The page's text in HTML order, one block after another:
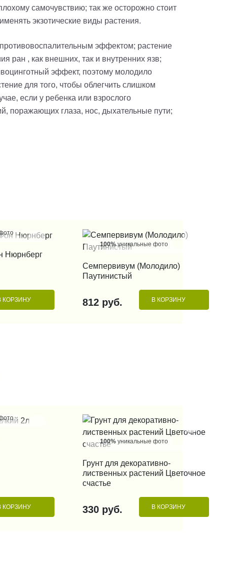
самочувствию; так же осторожно стоит
экзотические виды растения.
эффектом; растение
ран , как внешних, так и внутренних язв;
эффект, поэтому молодило
для того, чтобы облегчить слишком
если у ребенка или взрослого
поражающих глаза, нос, дыхательные пути;
Нюрнберг
КОРЗИНУ
100%уникальные фото
КУПИТЬ В 1 КЛИК
Семпервивум (Молодило)
Паутинистый
812 руб. В КОРЗИНУ
КОРЗИНУ
100% уникальные фото
КУПИТЬ В 1 КЛИК
Грунт для декоративно-
лиственных растений Цветочное
счастье
330 руб. В КОРЗИНУ